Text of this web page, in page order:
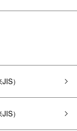
JIS）
JIS）